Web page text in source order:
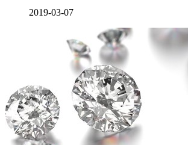
2019-03-07